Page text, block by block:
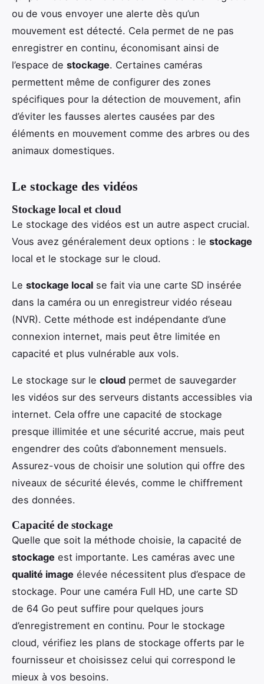
ou de vous envoyer une alerte dès qu’un
mouvement est détecté. Cela permet de ne pas
enregistrer en continu, économisant ainsi de
l’espace de stockage. Certaines caméras
permettent même de configurer des zones
spécifiques pour la détection de mouvement, afin
d’éviter les fausses alertes causées par des
éléments en mouvement comme des arbres ou des
animaux domestiques.
Le stockage des vidéos
Stockage local et cloud
Le stockage des vidéos est un autre aspect crucial.
Vous avez généralement deux options : le stockage
local et le stockage sur le cloud.
Le stockage local se fait via une carte SD insérée
dans la caméra ou un enregistreur vidéo réseau
(NVR). Cette méthode est indépendante d’une
connexion internet, mais peut être limitée en
capacité et plus vulnérable aux vols.
Le stockage sur le cloud permet de sauvegarder
les vidéos sur des serveurs distants accessibles via
internet. Cela offre une capacité de stockage
presque illimitée et une sécurité accrue, mais peut
engendrer des coûts d’abonnement mensuels.
Assurez-vous de choisir une solution qui offre des
niveaux de sécurité élevés, comme le chiffrement
des données.
Capacité de stockage
Quelle que soit la méthode choisie, la capacité de
stockage est importante. Les caméras avec une
qualité image élevée nécessitent plus d’espace de
stockage. Pour une caméra Full HD, une carte SD
de 64 Go peut suffire pour quelques jours
d’enregistrement en continu. Pour le stockage
cloud, vérifiez les plans de stockage offerts par le
fournisseur et choisissez celui qui correspond le
mieux à vos besoins.